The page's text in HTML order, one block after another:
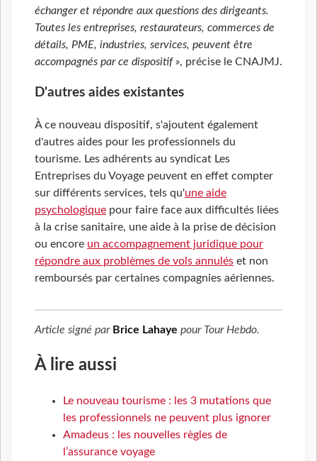
échanger et répondre aux questions des dirigeants.
Toutes les entreprises, restaurateurs, commerces de
détails, PME, industries, services, peuvent être
accompagnés par ce dispositif », précise le CNAJMJ.
D'autres aides existantes
À ce nouveau dispositif, s'ajoutent également
d'autres aides pour les professionnels du
tourisme. Les adhérents au syndicat Les
Entreprises du Voyage peuvent en effet compter
sur différents services, tels qu'une aide
psychologique pour faire face aux difficultés liées
à la crise sanitaire, une aide à la prise de décision
ou encore un accompagnement juridique pour
répondre aux problèmes de vols annulés et non
remboursés par certaines compagnies aériennes.
Article signé par Brice Lahaye pour Tour Hebdo.
À lire aussi
Le nouveau tourisme : les 3 mutations que
les professionnels ne peuvent plus ignorer
Amadeus : les nouvelles règles de
l’assurance voyage